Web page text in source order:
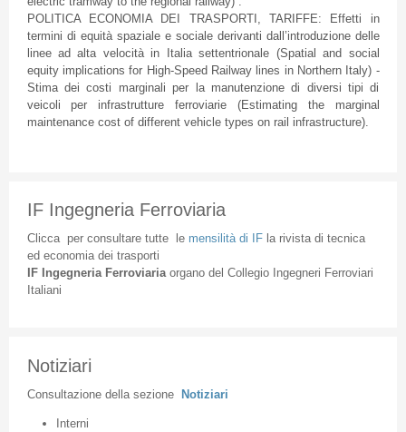
POLITICA ECONOMIA DEI TRASPORTI, TARIFFE: Effetti in
termini di equità spaziale e sociale derivanti dall’introduzione delle
linee ad alta velocità in Italia settentrionale (Spatial and social
equity implications for High-Speed Railway lines in Northern Italy) -
Stima dei costi marginali per la manutenzione di diversi tipi di
veicoli per infrastrutture ferroviarie (Estimating the marginal
maintenance cost of different vehicle types on rail infrastructure).
IF Ingegneria Ferroviaria
Cliccaper consultare tuttele mensilità di IFla rivista di tecnica
ed economia dei trasporti
IF Ingegneria Ferroviaria organodel Collegio Ingegneri Ferroviari
Italiani
Notiziari
Consultazione della sezione Notiziari
Interni